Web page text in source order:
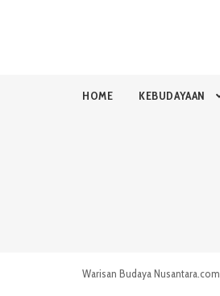
HOME KEBUDAYAAN
Warisan Budaya Nusantara.com